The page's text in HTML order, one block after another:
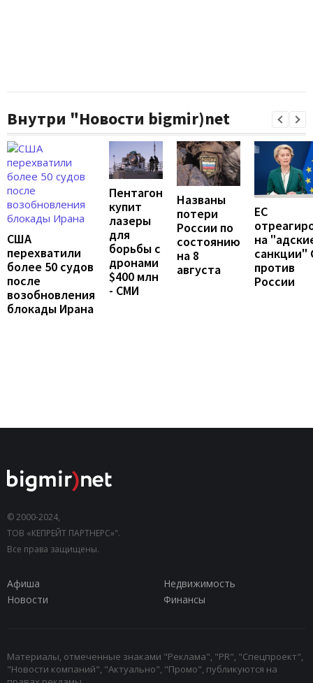
Внутри "Новости bigmir)net
США
перехватили
более 50 судов
после
возобновления
блокады Ирана
Пентагон
купит
лазеры
для
борьбы с
дронами
$400 млн
- СМИ
Названы
потери
России по
состоянию
на 8
августа
ЕС
на
санкции"
против
России
© 2000-2024,
ТОВ «КЕПРЕЙТ ПАРТНЕРС»".
Все права защищены.
Афиша
Недвижимость
Новости
Финансы
Материалы, отмеченные знаками "Реклама", "PR", "Спецпроект",
"Новости компаний", "Актуально", "Промо", публикуются на